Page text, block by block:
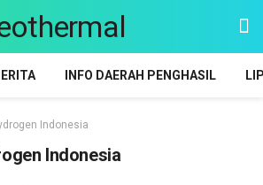
INFO DAERAH PENGHASIL
Indonesia
Indonesia